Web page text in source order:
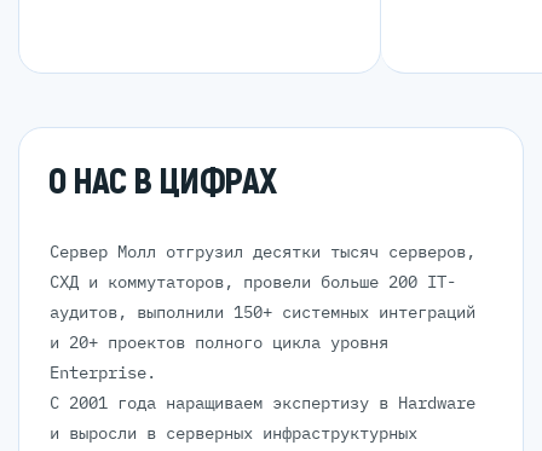
О НАС В ЦИФРАХ
Сервер Молл отгрузил десятки тысяч серверов,
СХД и коммутаторов, провели больше 200 IT-
аудитов, выполнили 150+ системных интеграций
и 20+ проектов полного цикла уровня
Enterprise.
С 2001 года наращиваем экспертизу в Hardware
и выросли в серверных инфраструктурных